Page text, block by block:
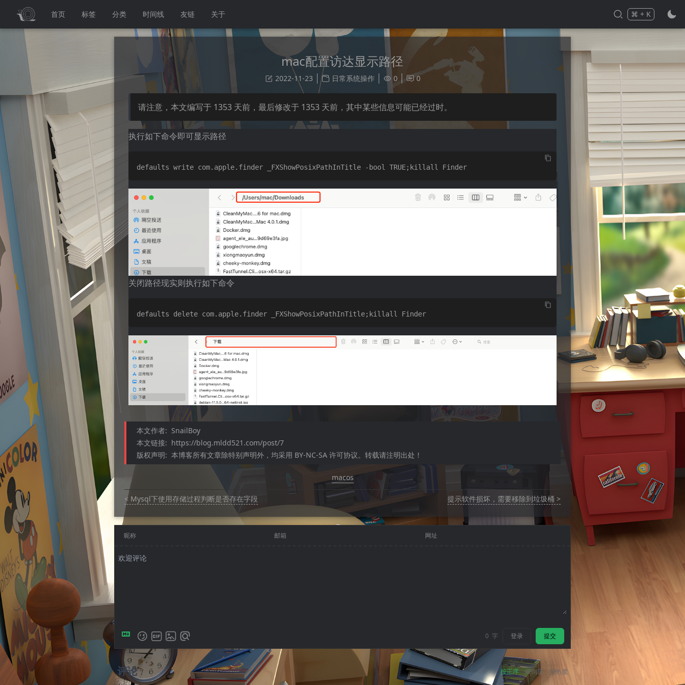
首页 标签 分类 时间线 友链 关于 Press
⌘ +
and K
to search
mac配置访达显示路径
2022-11-23 日常系统操作 0 0
请注意，本文编写于 1353 天前，最后修改于 1353 天前，其中某些信息可能已经过时。
执行如下命令即可显示路径
关闭路径现实则执行如下命令
本文作者: SnailBoy
本文链接: https://blog.mldd521.com/post/7
版权声明: 本博客所有文章除特别声明外，均采用 BY-NC-SA 许可协议。转载请注明出处！
macos
< Mysql下使用存储过程判断是否存在字段 提示软件损坏，需要移除到垃圾桶 >
昵称 邮箱 网址
0 字 登录 提交
评论 按正序 按倒序 按热度